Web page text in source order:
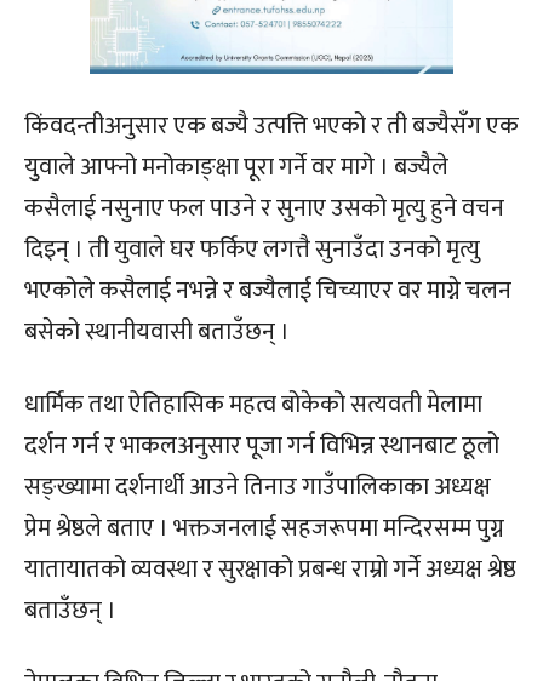
किंवदन्तीअनुसार एक बज्यै उत्पत्ति भएको र ती बज्यैसँग एक
युवाले आफ्नो मनोकाङ्क्षा पूरा गर्ने वर मागे । बज्यैले
कसैलाई नसुनाए फल पाउने र सुनाए उसको मृत्यु हुने वचन
दिइन् । ती युवाले घर फर्किए लगत्तै सुनाउँदा उनको मृत्यु
भएकोले कसैलाई नभन्ने र बज्यैलाई चिच्याएर वर माग्ने चलन
बसेको स्थानीयवासी बताउँछन् ।
धार्मिक तथा ऐतिहासिक महत्व बोकेको सत्यवती मेलामा
दर्शन गर्न र भाकलअनुसार पूजा गर्न विभिन्न स्थानबाट ठूलो
सङ्ख्यामा दर्शनार्थी आउने तिनाउ गाउँपालिकाका अध्यक्ष
प्रेम श्रेष्ठले बताए । भक्तजनलाई सहजरूपमा मन्दिरसम्म पुग्न
यातायातको व्यवस्था र सुरक्षाको प्रबन्ध राम्रो गर्ने अध्यक्ष श्रेष्ठ
बताउँछन् ।